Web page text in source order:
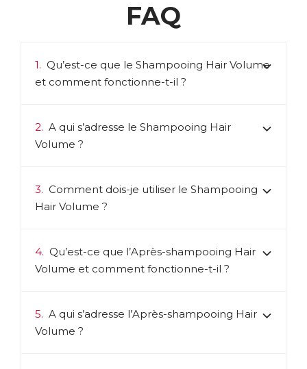
FAQ
1. Qu’est-ce que le Shampooing Hair Volume
et comment fonctionne-t-il ?
2. A qui s’adresse le Shampooing Hair
Volume ?
3. Comment dois-je utiliser le Shampooing
Hair Volume ?
4. Qu’est-ce que l’Après-shampooing Hair
Volume et comment fonctionne-t-il ?
5. A qui s’adresse l’Après-shampooing Hair
Volume ?